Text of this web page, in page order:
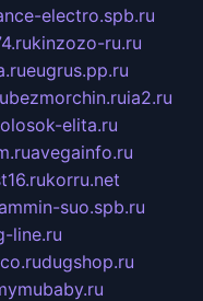
electro.spb.ru
kinzozo-ru.ru
eugrus.pp.ru
bezmorchin.ruia2.ru
elita.ru
avegainfo.ru
korru.net
suo.spb.ru
line.ru
dugshop.ru